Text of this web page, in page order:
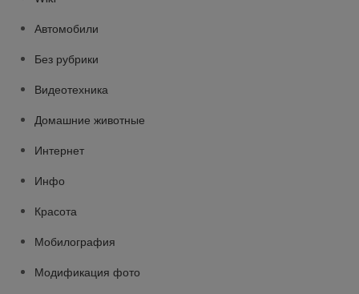
Автомобили
Без рубрики
Видеотехника
Домашние животные
Интернет
Инфо
Красота
Мобилография
Модификация фото